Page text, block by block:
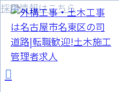
採用情報はこちら